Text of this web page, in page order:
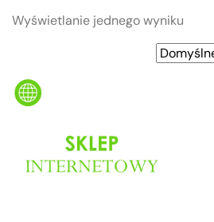
Wyświetlanie jednego wyniku